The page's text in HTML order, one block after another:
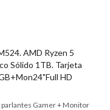
AMD Ryzen 5
Sólido 1TB. Tarjeta
HD
Gamer + Monitor